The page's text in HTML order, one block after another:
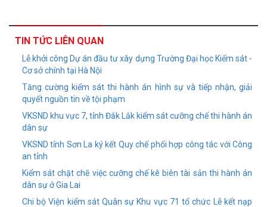
TIN TỨC LIÊN QUAN
Lễ khởi công Dự án đầu tư xây dựng Trường Đại học Kiểm sát -
Cơ sở chính tại Hà Nội
Tăng cường kiểm sát thi hành án hình sự và tiếp nhận, giải
quyết nguồn tin về tội phạm
VKSND khu vực 7, tỉnh Đắk Lắk kiểm sát cưỡng chế thi hành án
dân sự
VKSND tỉnh Sơn La ký kết Quy chế phối hợp công tác với Công
an tỉnh
Kiểm sát chặt chẽ việc cưỡng chế kê biên tài sản thi hành án
dân sự ở Gia Lai
Chi bộ Viện kiểm sát Quân sự Khu vực 71 tổ chức Lễ kết nạp